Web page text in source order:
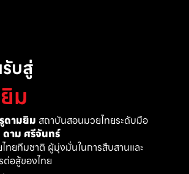
บสู่
ม
ดามยิม สถาบันสอนมวยไทยระดับมือ
ดาม ศรีจันทร์
ทยทีมชาติ ผู้มุ่งมั่นในการสืบสานและ
อสู้ของไทย